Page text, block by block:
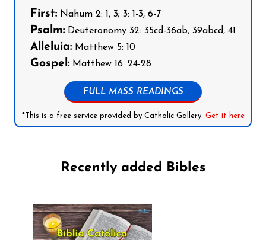
First: Nahum 2: 1, 3; 3: 1-3, 6-7
Psalm: Deuteronomy 32: 35cd-36ab, 39abcd, 41
Alleluia: Matthew 5: 10
Gospel: Matthew 16: 24-28
FULL MASS READINGS
*This is a free service provided by Catholic Gallery. Get it here
Recently added Bibles